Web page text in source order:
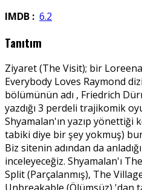
IMDB : 6.2
Tanıtım
Ziyaret (The Visit); bir
Everybody Loves Raymond
bölümünün adı , Friedrich
yazdığı 3 perdeli trajikomik
Shyamalan'ın yazıp
tabiki diye bir şey yokmuş)
Biz sitenin adından da
inceleyeceğiz. Shyamalan'ı
Split (Parçalanmış), The